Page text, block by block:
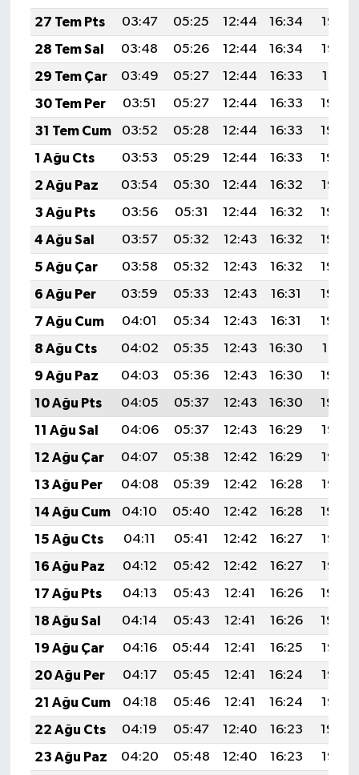
27 Tem Pts
03:47 05:25 12:44 16:34
19:53
28 Tem Sal
03:48 05:26 12:44 16:34
19:52
29 Tem Çar
03:49 05:27 12:44 16:33
19:51
30 Tem Per
03:51 05:27 12:44 16:33
19:50
31 Tem Cum
03:52 05:28 12:44 16:33
19:49
1 Ağu Cts
03:53 05:29 12:44 16:33
19:48
2 Ağu Paz
03:54 05:30 12:44 16:32
19:47
3 Ağu Pts
03:56 05:31 12:44 16:32
19:46
4 Ağu Sal
03:57 05:32 12:43 16:32
19:45
5 Ağu Çar
03:58 05:32 12:43 16:32
19:44
6 Ağu Per
03:59 05:33 12:43 16:31
19:43
7 Ağu Cum
04:01 05:34 12:43 16:31
19:42
8 Ağu Cts
04:02 05:35 12:43 16:30
19:41
9 Ağu Paz
04:03 05:36 12:43 16:30
19:40
10 Ağu Pts
04:05 05:37 12:43 16:30
19:39
11 Ağu Sal
04:06 05:37 12:43 16:29
19:38
12 Ağu Çar
04:07 05:38 12:42 16:29
19:37
13 Ağu Per
04:08 05:39 12:42 16:28
19:35
14 Ağu Cum
04:10 05:40 12:42 16:28
19:34
15 Ağu Cts
04:11 05:41 12:42 16:27
19:33
16 Ağu Paz
04:12 05:42 12:42 16:27
19:32
17 Ağu Pts
04:13 05:43 12:41 16:26
19:30
18 Ağu Sal
04:14 05:43 12:41 16:26
19:29
19 Ağu Çar
04:16 05:44 12:41 16:25
19:28
20 Ağu Per
04:17 05:45 12:41 16:24
19:27
21 Ağu Cum
04:18 05:46 12:41 16:24
19:25
22 Ağu Cts
04:19 05:47 12:40 16:23
19:24
23 Ağu Paz
04:20 05:48 12:40 16:23
19:22